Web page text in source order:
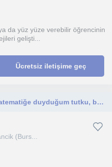
da yüz yüze verebilir öğrencinin
gelişti...
Ücretsiz iletişime geç
Yapay zekaya olan ilgim ve matematiğe duyduğum tutku, beni sürekli yeni keşiflere sürüklüyor. Bilgi paylaşımına tutkuyla bağlıyım.
(Burs...